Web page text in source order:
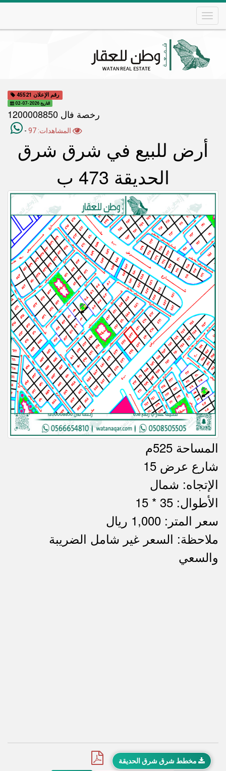
Skip
رقم الإعلان 45521
التاريخ 2026-07-02
رخصة فال 1200008850
-
أرض للبيع في شرق شرق
الحديقة 473 ب
المساحة 525م
شارع عرض 15
الإتجاه: شمال
الأطوال: 35 * 15
سعر المتر: 1,000 ريال
ملاحظاتملاحظة: السعر غير شامل الضريبة
والسعي
مخطط شرق شرق الحديقة